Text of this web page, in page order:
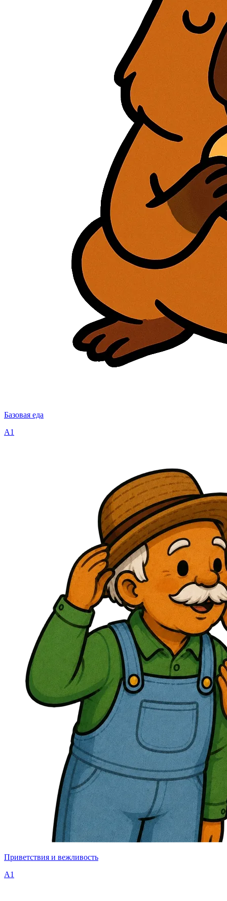
Базовая еда
A1
Приветствия и вежливость
A1